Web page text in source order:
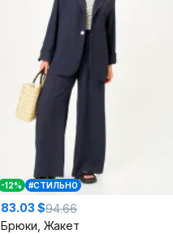
-12% #СТИЛЬНО
83.03 $94.66
Брюки, Жакет